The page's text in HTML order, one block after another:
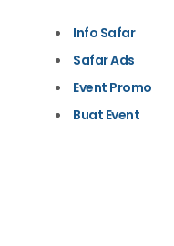
Info Safar
Safar Ads
Event Promo
Buat Event